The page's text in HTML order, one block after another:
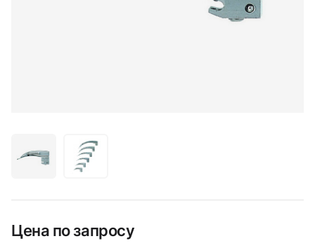
Цена по запросу